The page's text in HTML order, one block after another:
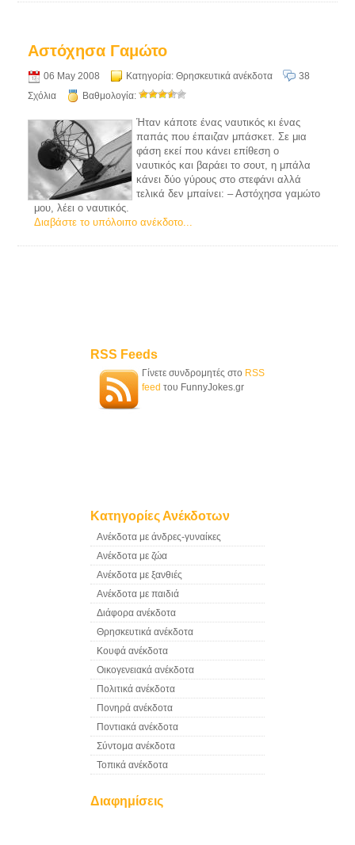
Αστόχησα Γαμώτο
06 May 2008 Κατηγορία:Θρησκευτικά ανέκδοτα
38
Σχόλια
Βαθμολογία:
Ήταν κάποτε ένας ναυτικός κι ένας
παπάς που έπαιζαν μπάσκετ. Σε μια
φάση εκεί που κάνει επίθεση ο
ναυτικός και βαράει το σουτ, η μπάλα
κάνει δύο γύρους στο στεφάνι αλλά
τελικά δεν μπαίνει: – Αστόχησα γαμώτο
μου, λέει ο ναυτικός.
Διαβάστε το υπόλοιπο ανέκδοτο...
RSS Feeds
Γίνετε συνδρομητές στο RSS
feed του FunnyJokes.gr
Κατηγορίες Ανέκδοτων
Ανέκδοτα με άνδρες-γυναίκες
Ανέκδοτα με ζώα
Ανέκδοτα με ξανθιές
Ανέκδοτα με παιδιά
Διάφορα ανέκδοτα
Θρησκευτικά ανέκδοτα
Κουφά ανέκδοτα
Οικογενειακά ανέκδοτα
Πολιτικά ανέκδοτα
Πονηρά ανέκδοτα
Ποντιακά ανέκδοτα
Σύντομα ανέκδοτα
Τοπικά ανέκδοτα
Διαφημίσεις